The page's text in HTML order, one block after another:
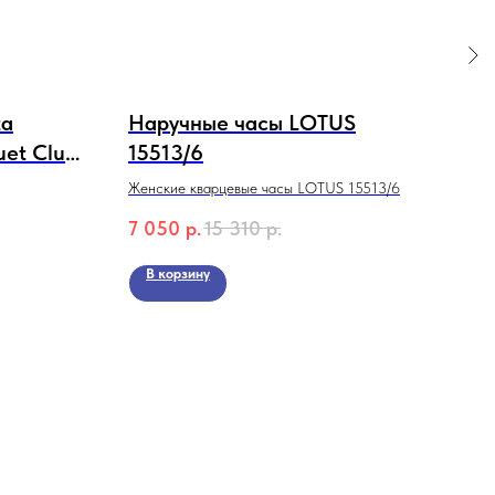
Club
Наручные часы LOTUS
15513/6
Женские кварцевые часы LOTUS 15513/6
7 050 р.15 310 р.
В корзину